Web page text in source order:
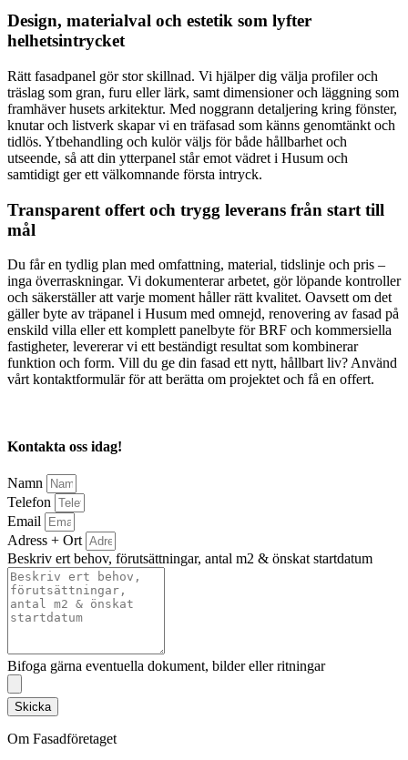
Design, materialval och estetik som lyfter
helhetsintrycket
Rätt fasadpanel gör stor skillnad. Vi hjälper dig välja profiler och
träslag som gran, furu eller lärk, samt dimensioner och läggning som
framhäver husets arkitektur. Med noggrann detaljering kring fönster,
knutar och listverk skapar vi en träfasad som känns genomtänkt och
tidlös. Ytbehandling och kulör väljs för både hållbarhet och
utseende, så att din ytterpanel står emot vädret i Husum och
samtidigt ger ett välkomnande första intryck.
Transparent offert och trygg leverans från start till
mål
Du får en tydlig plan med omfattning, material, tidslinje och pris –
inga överraskningar. Vi dokumenterar arbetet, gör löpande kontroller
och säkerställer att varje moment håller rätt kvalitet. Oavsett om det
gäller byte av träpanel i Husum med omnejd, renovering av fasad på
enskild villa eller ett komplett panelbyte för BRF och kommersiella
fastigheter, levererar vi ett beständigt resultat som kombinerar
funktion och form. Vill du ge din fasad ett nytt, hållbart liv? Använd
vårt kontaktformulär för att berätta om projektet och få en offert.
Kontakta oss idag!
Namn
Telefon
Email
Adress + Ort
Beskriv ert behov, förutsättningar, antal m2 & önskat startdatum
Bifoga gärna eventuella dokument, bilder eller ritningar
Skicka
Om Fasadföretaget